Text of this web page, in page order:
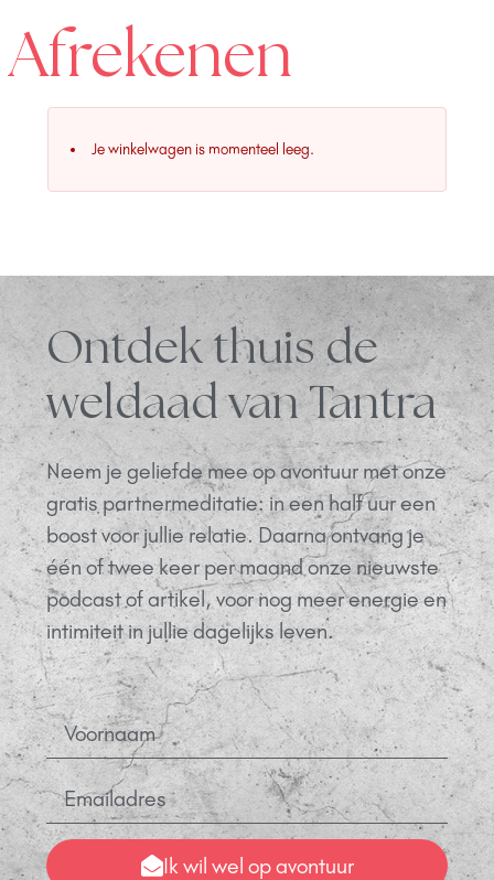
Afrekenen
Je winkelwagen is momenteel leeg.
Ontdek thuis de
weldaad van Tantra
Neem je geliefde mee op avontuur met onze
gratis partnermeditatie: in een half uur een
boost voor jullie relatie. Daarna ontvang je
één of twee keer per maand onze nieuwste
podcast of artikel, voor nog meer energie en
intimiteit in jullie dagelijks leven.
Ik wil wel op avontuur